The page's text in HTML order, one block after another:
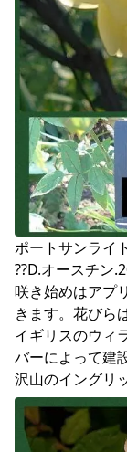
ポートサンライ
??D.オースチン
咲き始めはアプ
きます。花びら
イギリスのウィ
バーによって建
沢山のイングリ